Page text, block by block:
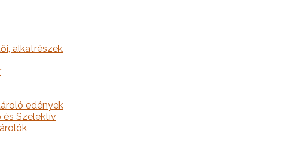
alkatrészek
edények
és Szelektív